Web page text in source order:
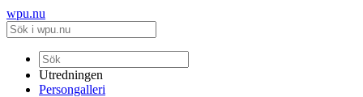
wpu.nu
Utredningen
Persongalleri